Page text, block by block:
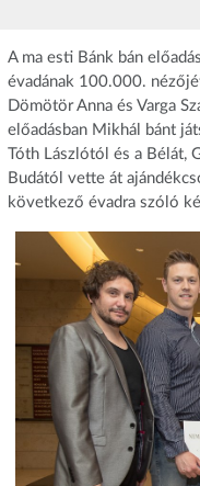
A ma esti Bánk bán
évadának 100.000.
Dömötör Anna és Varga
előadásban Mikhál bánt
Tóth Lászlótól és a Bélát,
Budától vette át
következő évadra szóló